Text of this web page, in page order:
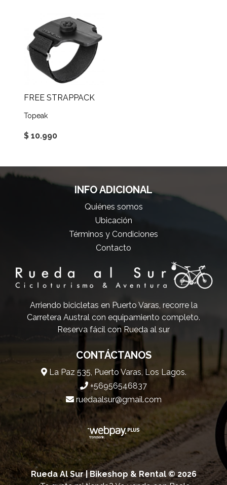
FREE STRAPPACK
Topeak
$ 10.990
INFO ADICIONAL
Quiénes somos
Ubicación
Términos y Condiciones
Contacto
Arriendo bicicletas en Puerto Varas, recorre la
Carretera Austral con equipamiento completo.
Reserva fácil con Rueda al sur
CONTÁCTANOS
La Paz 535, Puerto Varas, Los Lagos.
+56956546837
ruedaalsur@gmail.com
Rueda Al Sur | Bikeshop & Rental © 2026